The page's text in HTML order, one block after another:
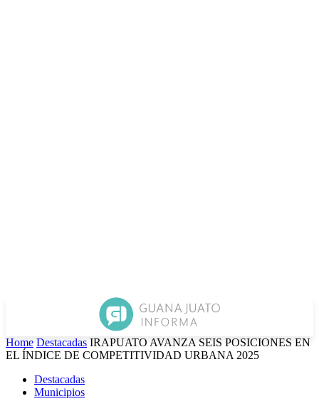
Home Destacadas IRAPUATO AVANZA SEIS POSICIONES EN
EL ÍNDICE DE COMPETITIVIDAD URBANA 2025
Destacadas
Municipios